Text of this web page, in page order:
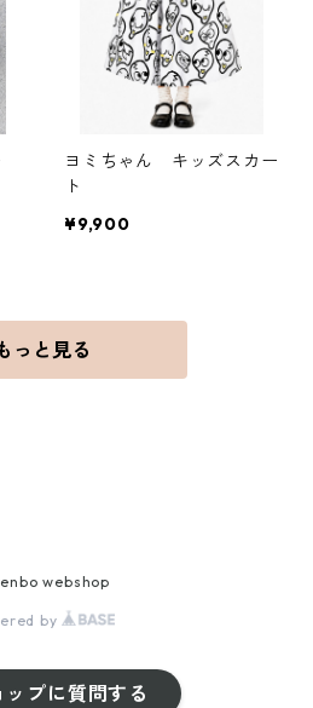
ヨミちゃん キッズスカー
ト
¥9,900
っと見る
webshop
by
ップに質問する